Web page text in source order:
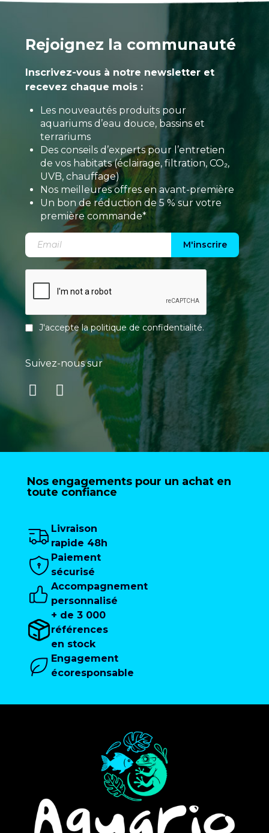
Rejoignez la communauté
Inscrivez-vous à notre newsletter et
recevez chaque mois :
Les nouveautés produits pour
aquariums d’eau douce, bassins et
terrariums
Des conseils d’experts pour l’entretien
de vos habitats (éclairage, filtration, CO₂,
UVB, chauffage)
Nos meilleures offres en avant-première
Un bon de réduction de 5 % sur votre
première commande*
M'inscrire
J'accepte lapolitique de confidentialité.
Suivez-nous sur
Nos engagements pour un achat en
toute confiance
Livraison
rapide 48h
Paiement
sécurisé
Accompagnement
personnalisé
+ de 3 000
références
en stock
Engagement
écoresponsable